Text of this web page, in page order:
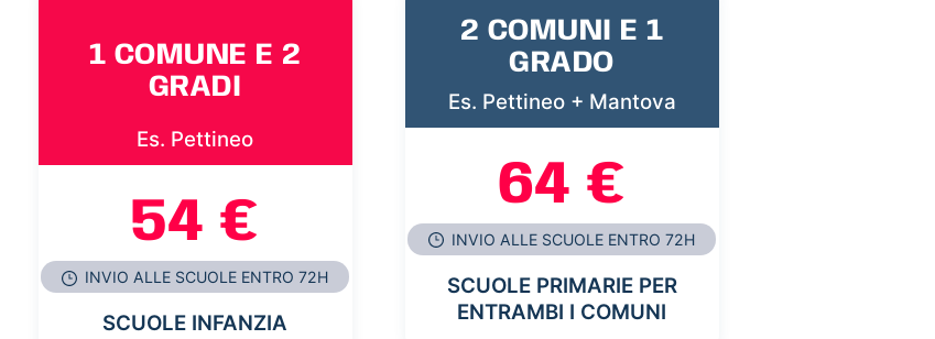
1 COMUNE E 2
GRADI
Es. Pettineo
54 €
INVIO ALLE SCUOLE ENTRO 72H
SCUOLE INFANZIA
2 COMUNI E 1
GRADO
Es. Pettineo + Mantova
64 €
INVIO ALLE SCUOLE ENTRO 72H
SCUOLE PRIMARIE PER
ENTRAMBI I COMUNI